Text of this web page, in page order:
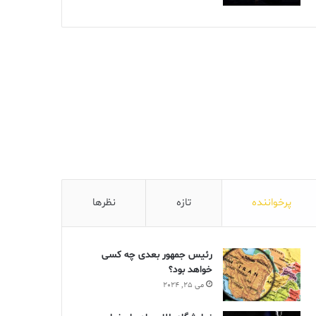
پرخواننده تازه نظرها
رئیس جمهور بعدی چه کسی
خواهد بود؟
می 25, 2024